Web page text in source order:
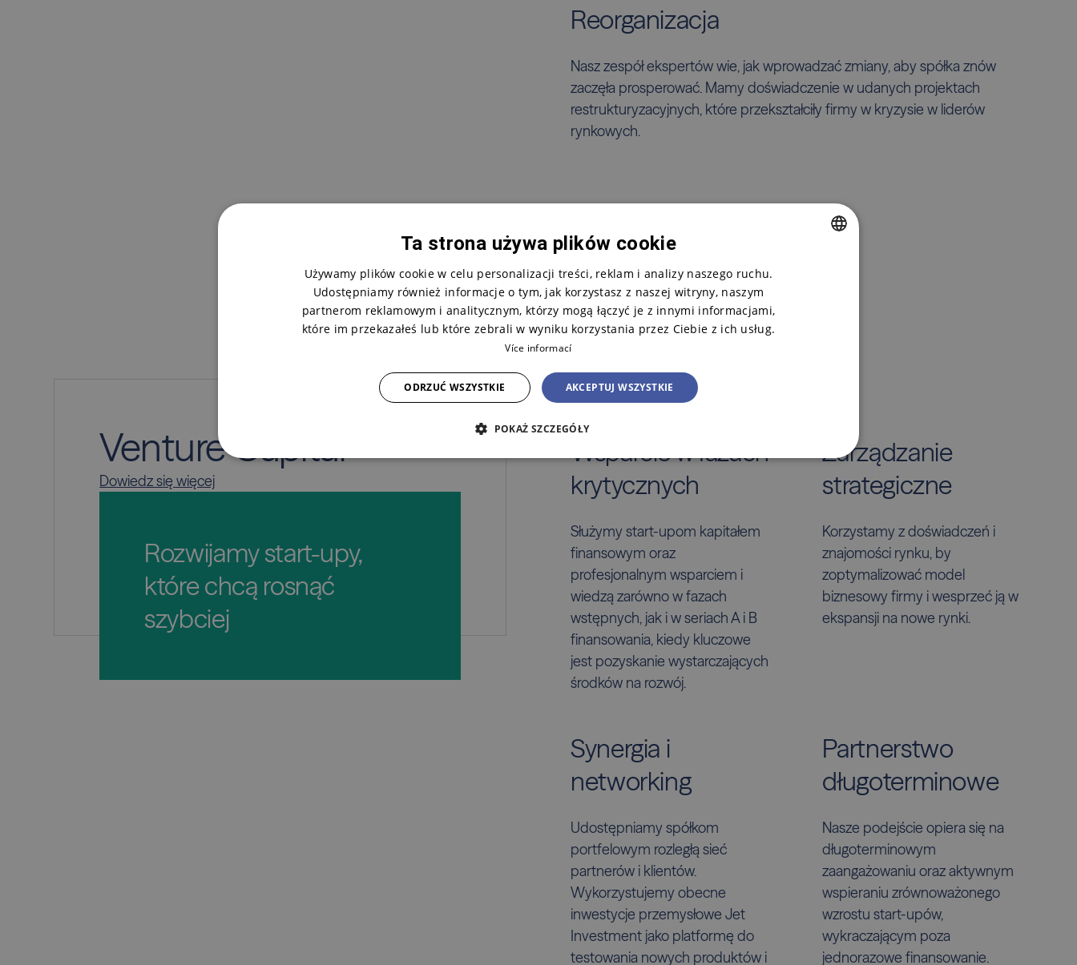
Reorganizacja
Nasz zespół ekspertów wie, jak wprowadzać zmiany, aby spółka znów
zaczęła prosperować. Mamy doświadczenie w udanych projektach
restrukturyzacyjnych, które przekształciły firmy w kryzysie w liderów
rynkowych.
Venture Capital
Dowiedz się więcej
Rozwijamy start-upy,
które chcą rosnąć
szybciej
Wsparcie w fazach
krytycznych
Służymy start-upom kapitałem
finansowym oraz
profesjonalnym wsparciem i
wiedzą zarówno w fazach
wstępnych, jak i w seriach A i B
finansowania, kiedy kluczowe
jest pozyskanie wystarczających
środków na rozwój.
Zarządzanie
strategiczne
Korzystamy z doświadczeń i
znajomości rynku, by
zoptymalizować model
biznesowy firmy i wesprzeć ją w
ekspansji na nowe rynki.
Synergia i
networking
Udostępniamy spółkom
portfelowym rozległą sieć
partnerów i klientów.
Wykorzystujemy obecne
inwestycje przemysłowe Jet
Investment jako platformę do
testowania nowych produktów i
Partnerstwo
długoterminowe
Nasze podejście opiera się na
długoterminowym
zaangażowaniu oraz aktywnym
wspieraniu zrównoważonego
wzrostu start-upów,
wykraczającym poza
jednorazowe finansowanie.
Ta strona używa plików cookie
Używamy plików cookie w celu personalizacji treści, reklam i analizy naszego ruchu.
Udostępniamy również informacje o tym, jak korzystasz z naszej witryny, naszym
partnerom reklamowym i analitycznym, którzy mogą łączyć je z innymi informacjami,
które im przekazałeś lub które zebrali w wyniku korzystania przez Ciebie z ich usług.
Více informací
AKCEPTUJ WSZYSTKIE
ODRZUĆ WSZYSTKIE
POKAŻ SZCZEGÓŁY